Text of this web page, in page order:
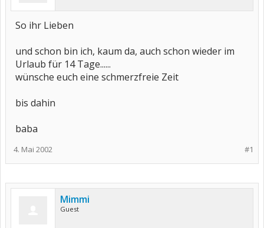
So ihr Lieben
und schon bin ich, kaum da, auch schon wieder im
Urlaub für 14 Tage......
wünsche euch eine schmerzfreie Zeit
bis dahin
baba
#1
4. Mai 2002
Mimmi
Guest